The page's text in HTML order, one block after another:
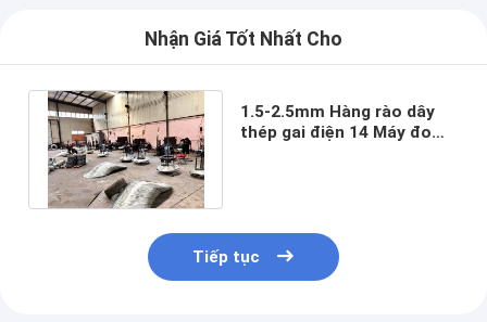
Nhận Giá Tốt Nhất Cho
1.5-2.5mm Hàng rào dây
thép gai điện 14 Máy đo
Tiếp tục